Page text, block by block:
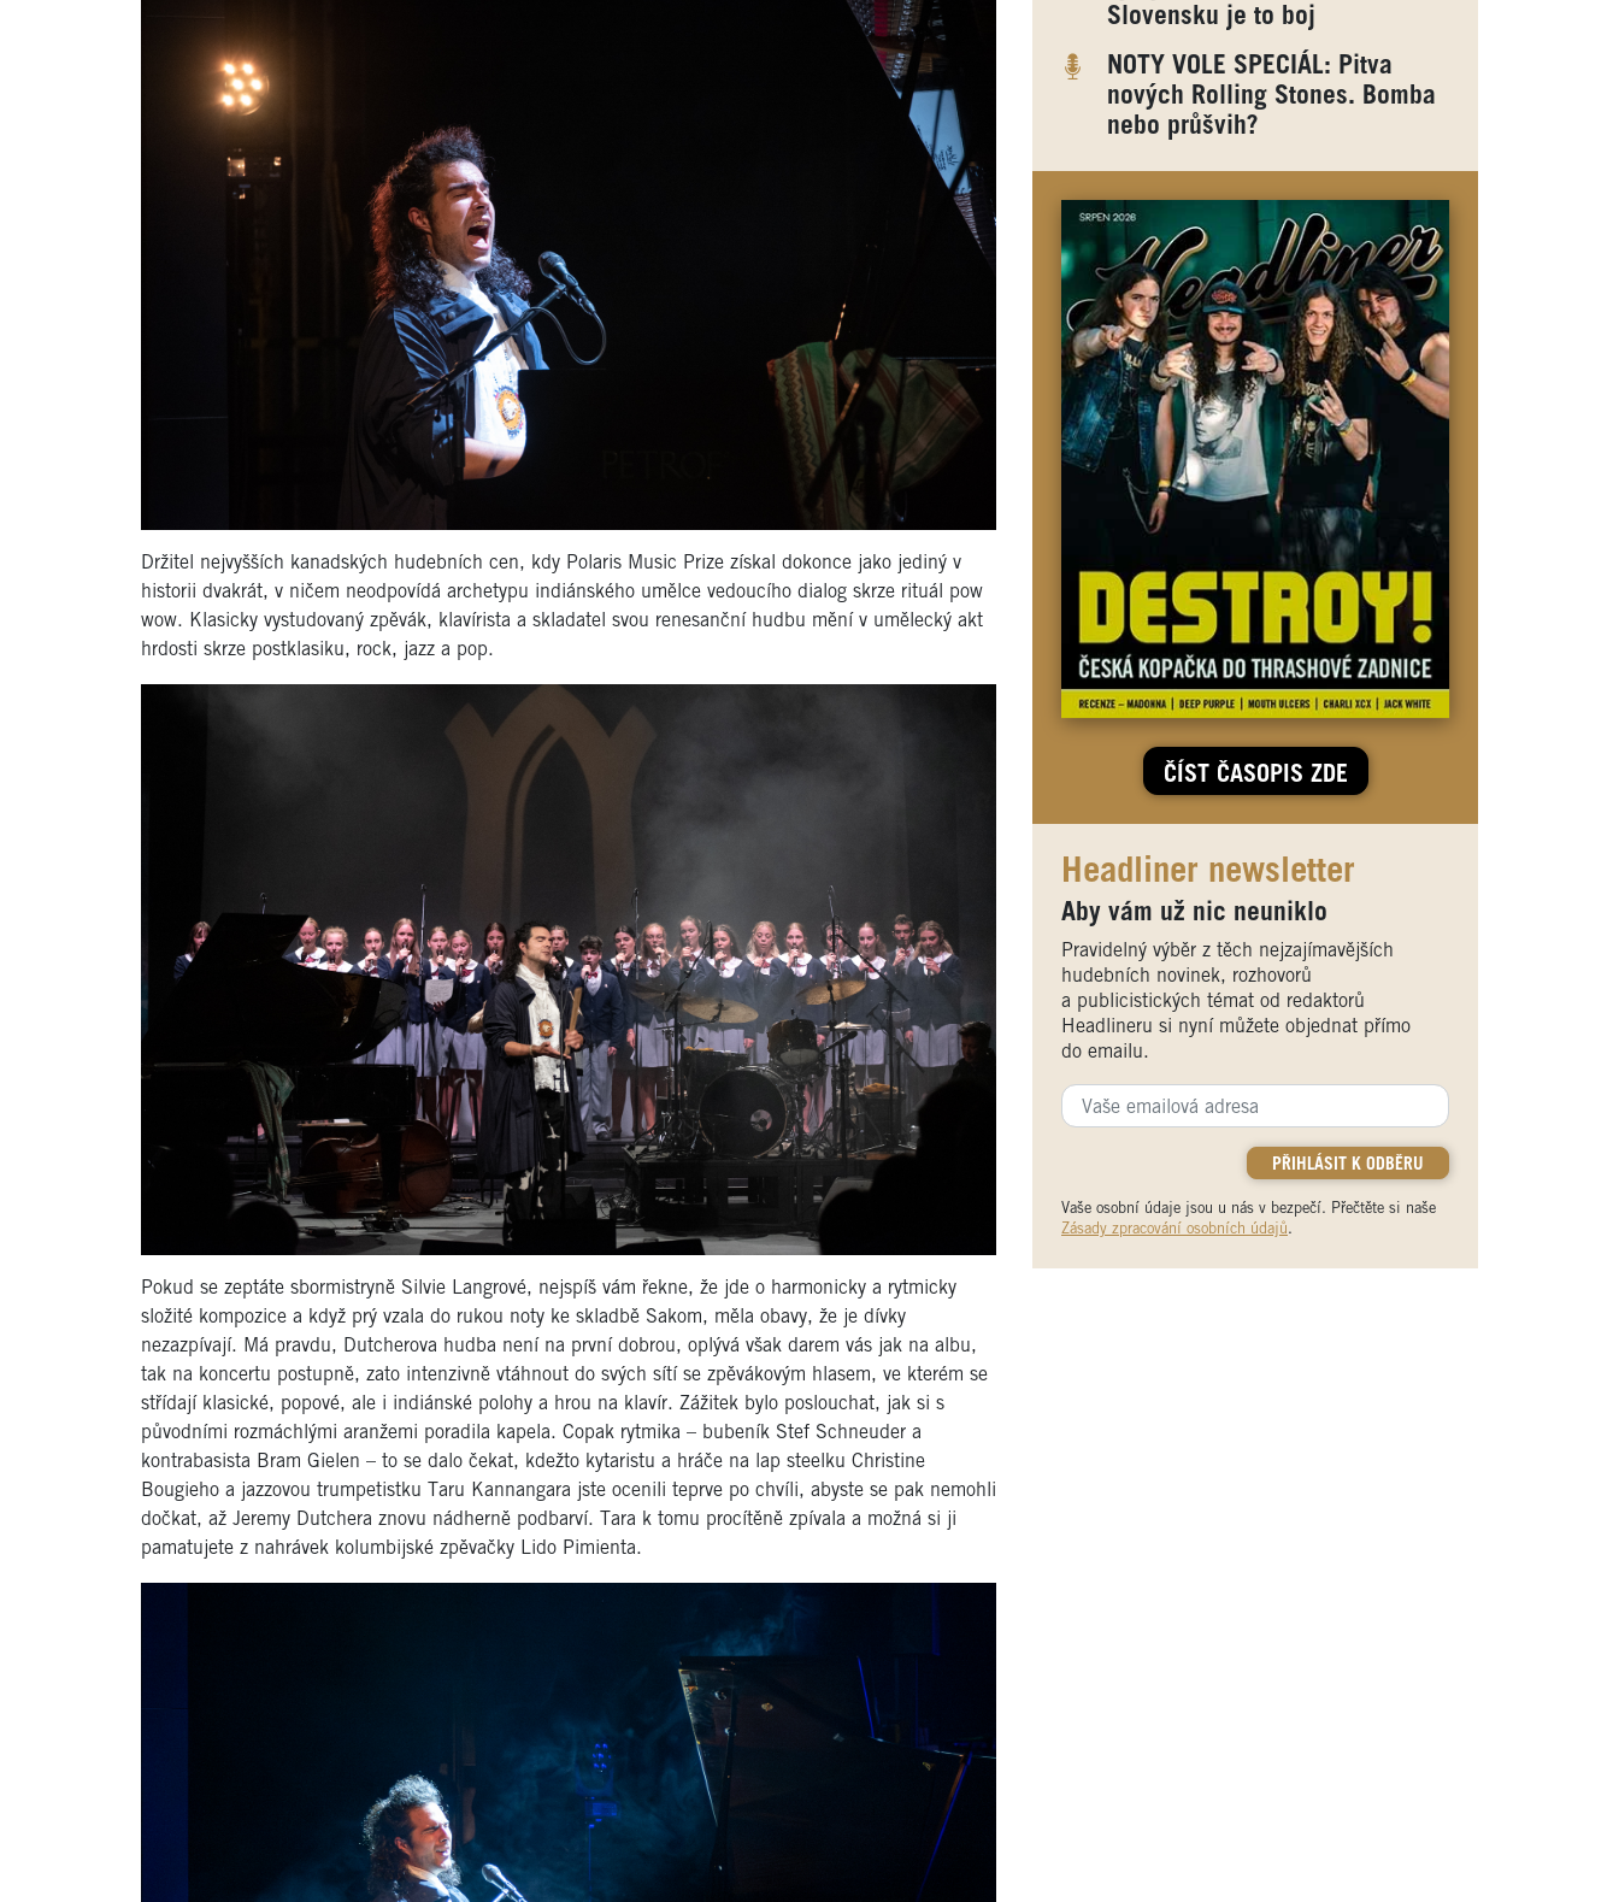
Držitel nejvyšších kanadských hudebních cen, kdy Polaris Music Prize získal dokonce jako jediný v
historii dvakrát, v ničem neodpovídá archetypu indiánského umělce vedoucího dialog skrze rituál pow
wow. Klasicky vystudovaný zpěvák, klavírista a skladatel svou renesanční hudbu mění v umělecký akt
hrdosti skrze postklasiku, rock, jazz a pop.
Pokud se zeptáte sbormistryně Silvie Langrové, nejspíš vám řekne, že jde o harmonicky a rytmicky
složité kompozice a když prý vzala do rukou noty ke skladbě Sakom, měla obavy, že je dívky
nezazpívají. Má pravdu, Dutcherova hudba není na první dobrou, oplývá však darem vás jak na albu,
tak na koncertu postupně, zato intenzivně vtáhnout do svých sítí se zpěvákovým hlasem, ve kterém se
střídají klasické, popové, ale i indiánské polohy a hrou na klavír. Zážitek bylo poslouchat, jak si s
původními rozmáchlými aranžemi poradila kapela. Copak rytmika – bubeník Stef Schneuder a
kontrabasista Bram Gielen – to se dalo čekat, kdežto kytaristu a hráče na lap steelku Christine
Bougieho a jazzovou trumpetistku Taru Kannangara jste ocenili teprve po chvíli, abyste se pak nemohli
dočkat, až Jeremy Dutchera znovu nádherně podbarví. Tara k tomu procítěně zpívala a možná si ji
pamatujete z nahrávek kolumbijské zpěvačky Lido Pimienta.
Slovensku je to boj
NOTY VOLE SPECIÁL: Pitva
nových Rolling Stones. Bomba
nebo průšvih?
ČÍST ČASOPIS ZDE
Headliner newsletter
Aby vám už nic neuniklo
Pravidelný výběr z těch nejzajímavějších
hudebních novinek, rozhovorů
a publicistických témat od redaktorů
Headlineru si nyní můžete objednat přímo
do emailu.
Vaše osobní údaje jsou u nás v bezpečí. Přečtěte si naše
Zásady zpracování osobních údajů.